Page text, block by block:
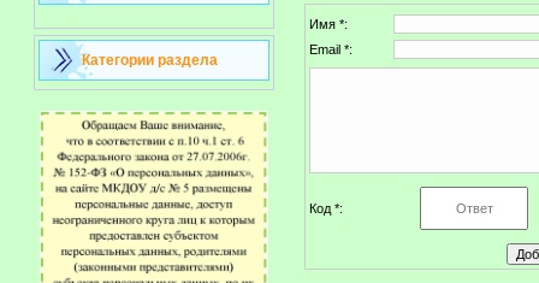
Категории раздела
Имя *:
Email *:
Код *: